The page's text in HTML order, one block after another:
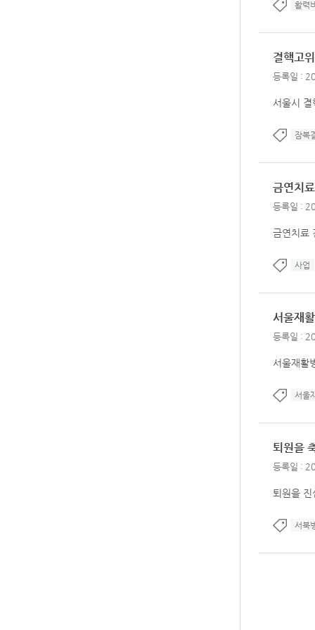
활력
결핵고
등록일 :
서울시
잠복
금연치
등록일 :
금연치료
사업
서울재
등록일 :
서울재활
서울
퇴원을
등록일 :
퇴원을
서북